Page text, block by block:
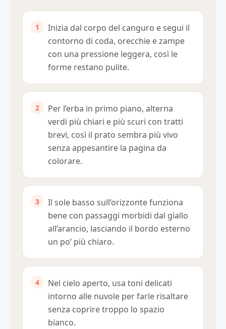
Inizia dal corpo del canguro e segui il
contorno di coda, orecchie e zampe
con una pressione leggera, così le
forme restano pulite.
Per l’erba in primo piano, alterna
verdi più chiari e più scuri con tratti
brevi, così il prato sembra più vivo
senza appesantire la pagina da
colorare.
Il sole basso sull’orizzonte funziona
bene con passaggi morbidi dal giallo
all’arancio, lasciando il bordo esterno
un po’ più chiaro.
Nel cielo aperto, usa toni delicati
intorno alle nuvole per farle risaltare
senza coprire troppo lo spazio
bianco.